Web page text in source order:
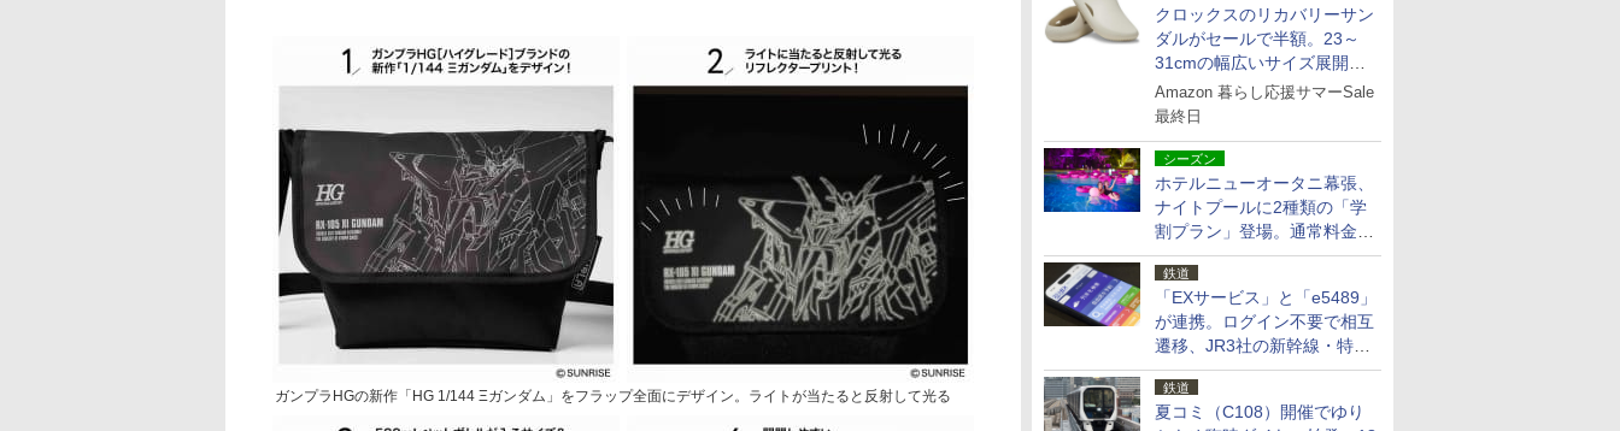
クロックスのリカバリーサン
ダルがセールで半額。23～
31cmの幅広いサイズ展開、
独自のクッション素材を採用
Amazon 暮らし応援サマーSale
最終日
シーズン
ホテルニューオータニ幕張、
ナイトプールに2種類の「学
割プラン」登場。通常料金の
およそ半額でお得に夜活
鉄道
「EXサービス」と「e5489」
が連携。ログイン不要で相互
遷移、JR3社の新幹線・特急
予約をアプリで一括確認
鉄道
夏コミ（C108）開催でゆり
ガンプラHGの新作「HG 1/144 Ξガンダム」をフラップ全面にデザイン。ライトが当たると反射して光る